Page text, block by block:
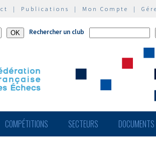
| Publications | Mon Compte |
Rechercher un club
COMPÉTITIONS SECTEURS DOCUMENTS